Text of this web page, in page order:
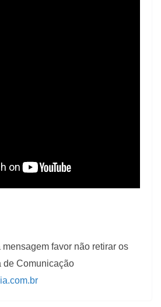
favor não retirar os
de Comunicação